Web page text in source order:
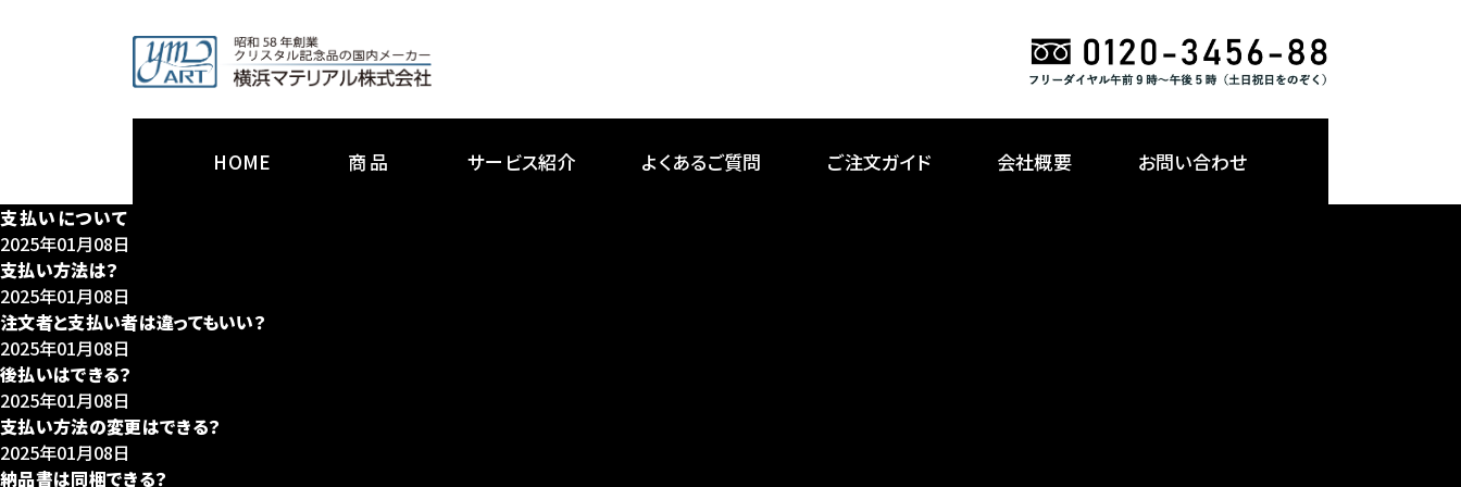
HOME 商品 サービス紹介 よくあるご質問 ご注文ガイド 会社概要 お問い合わせ
支払いについて
2025年01月08日
支払い方法は？
2025年01月08日
注文者と支払い者は違ってもいい？
2025年01月08日
後払いはできる？
2025年01月08日
支払い方法の変更はできる？
2025年01月08日
納品書は同梱できる？